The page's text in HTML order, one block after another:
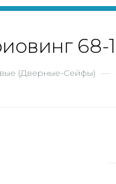
68-
(Дверные-Сейфы) —